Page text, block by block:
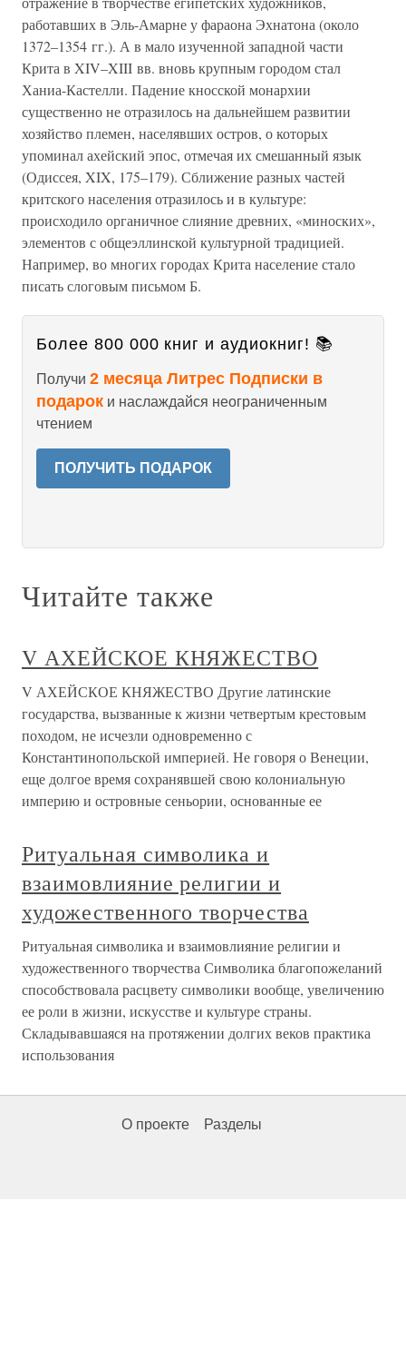
работавших в Эль-Амарне у фараона Эхнатона (около
1372–1354 гг.). А в мало изученной западной части
Крита в XIV–XIII вв. вновь крупным городом стал
Ханиа-Кастелли. Падение кносской монархии
существенно не отразилось на дальнейшем развитии
хозяйство племен, населявших остров, о которых
упоминал ахейский эпос, отмечая их смешанный язык
(Одиссея, XIX, 175–179). Сближение разных частей
критского населения отразилось и в культуре:
происходило органичное слияние древних, «миноских»,
элементов с общеэллинской культурной традицией.
Например, во многих городах Крита население стало
писать слоговым письмом Б.
Более 800 000 книг и аудиокниг! 📚
Получи 2 месяца Литрес Подписки в
подарок и наслаждайся неограниченным
чтением
ПОЛУЧИТЬ ПОДАРОК
Читайте также
V АХЕЙСКОЕ КНЯЖЕСТВО
V АХЕЙСКОЕ КНЯЖЕСТВО Другие латинские
государства, вызванные к жизни четвертым крестовым
походом, не исчезли одновременно с
Константинопольской империей. Не говоря о Венеции,
еще долгое время сохранявшей свою колониальную
империю и островные сеньории, основанные ее
Ритуальная символика и
взаимовлияние религии и
художественного творчества
Ритуальная символика и взаимовлияние религии и
художественного творчества Символика благопожеланий
способствовала расцвету символики вообще, увеличению
ее роли в жизни, искусстве и культуре страны.
Складывавшаяся на протяжении долгих веков практика
использования
О проекте Разделы